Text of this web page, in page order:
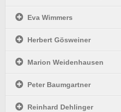
Eva Wimmers
Herbert Gösweiner
Marion Weidenhausen
Peter Baumgartner
Reinhard Dehlinger